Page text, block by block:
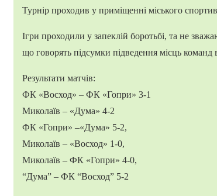
Турнір проходив у приміщенні міського
Ігри проходили у запеклій боротьбі, та не
що говорять підсумки підведення місць команд
Результати матчів:
ФК «Восход» – ФК «Гопри» 3-1
Миколаїв – «Дума» 4-2
ФК «Гопри» –«Дума» 5-2,
Миколаїв – «Восход» 1-0,
Миколаїв – ФК «Гопри» 4-0,
“Дума” – ФК “Восход” 5-2